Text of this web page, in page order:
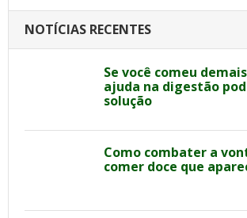
NOTÍCIAS RECENTES
Se você comeu
ajuda na digestão
solução
Como combater a
comer doce que